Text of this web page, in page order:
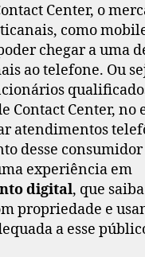
Center, o
como
chegar a uma
ao telefone. Ou
Contact Center, no
atendimentos
desse
experiência em
digital, que
propriedade e
a esse